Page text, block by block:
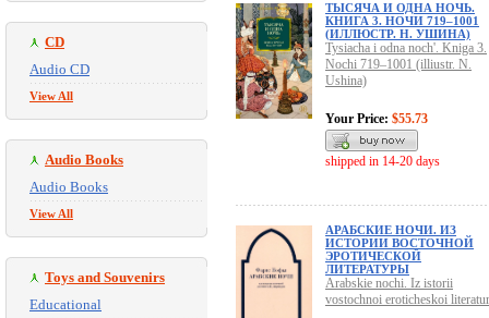
CD
Audio CD
View All
Audio Books
Audio Books
View All
Toys and Souvenirs
Educational
ТЫСЯЧА И ОДНА НОЧЬ.
КНИГА 3. НОЧИ 719–1001
(ИЛЛЮСТР. Н. УШИНА)
Tysiacha i odna noch'. Kniga 3.
Nochi 719–1001 (illiustr. N.
Ushina)
Your Price: $55.73
shipped in 14-20 days
АРАБСКИЕ НОЧИ. ИЗ
ИСТОРИИ ВОСТОЧНОЙ
ЭРОТИЧЕСКОЙ
ЛИТЕРАТУРЫ
Arabskie nochi. Iz istorii
vostochnoi eroticheskoi